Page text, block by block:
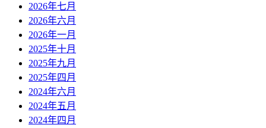
2026年七月
2026年六月
2026年一月
2025年十月
2025年九月
2025年四月
2024年六月
2024年五月
2024年四月